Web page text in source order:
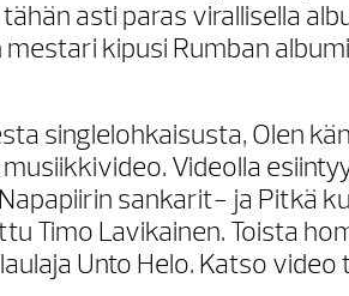
asti paras virallisella
mestari kipusi Rumban
singlelohkaisusta, Olen
Videolla
sankarit- ja Pitkä
Timo Lavikainen. Toista
Unto Helo. Katso video